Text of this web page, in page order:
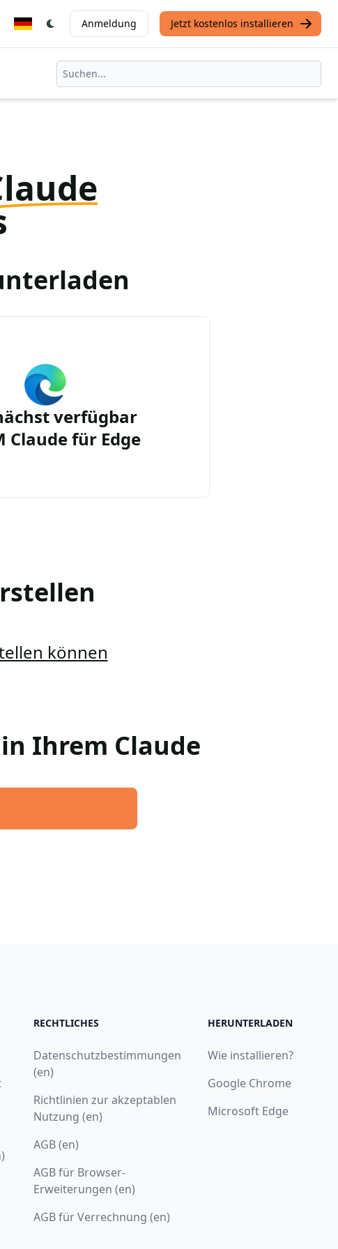
Anmeldung Jetzt kostenlos installieren
verfügbar
Claude für Edge
können
Ihrem Claude
RECHTLICHES
Datenschutzbestimmungen
(en)
Richtlinien zur akzeptablen
Nutzung (en)
AGB (en)
AGB für Browser-
Erweiterungen (en)
AGB für Verrechnung (en)
HERUNTERLADEN
Wie installieren?
Google Chrome
Microsoft Edge